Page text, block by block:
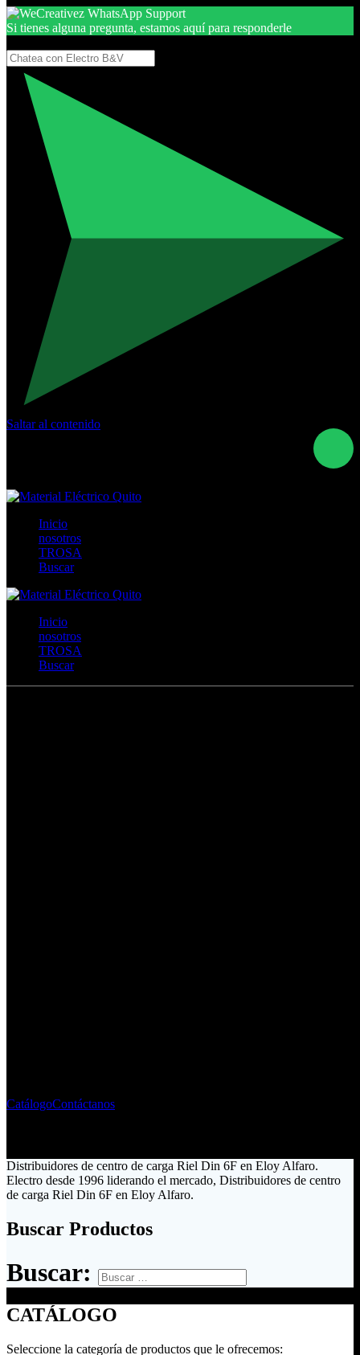
Si tienes alguna pregunta, estamos aquí para responderle
Saltar al contenido
Inicio
nosotros
TROSA
Buscar
Inicio
nosotros
TROSA
Buscar
CatálogoContáctanos
Distribuidores de centro de carga Riel Din 6F en Eloy Alfaro.
Electro desde 1996 liderando el mercado, Distribuidores de centro
de carga Riel Din 6F en Eloy Alfaro.
Buscar Productos
Buscar:
CATÁLOGO
Seleccione la categoría de productos que le ofrecemos: